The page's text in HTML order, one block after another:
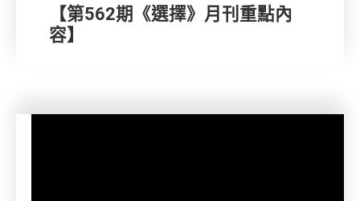
【第562期《選擇》月刊重點內
容】